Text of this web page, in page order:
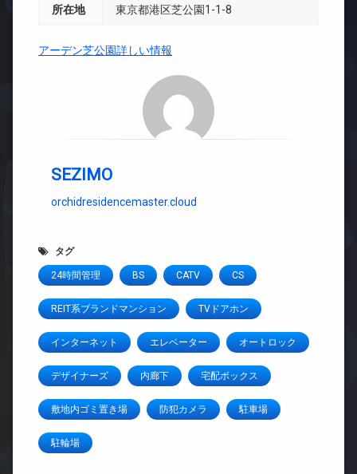
所在地 東京都港区芝公園1-1-8
アーデン芝公園詳しい情報
SEZIMO
orchidresidencemaster.cloud
タグ
24時間管理 BS CATV CS
REIT系ブランドマンション TVドアホン
インターネット エレベーター オートロック
デザイナーズ 内廊下 宅配ボックス
敷地内ゴミ置き場 防犯カメラ 駐車場
駐輪場